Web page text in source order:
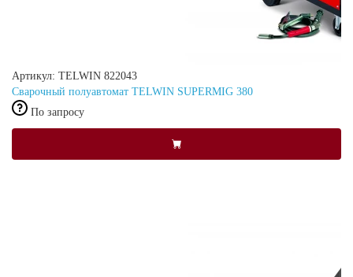
Артикул: TELWIN 822043
Сварочный полуавтомат TELWIN SUPERMIG 380
По запросу